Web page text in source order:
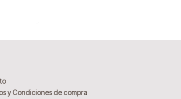
y Condiciones de compra